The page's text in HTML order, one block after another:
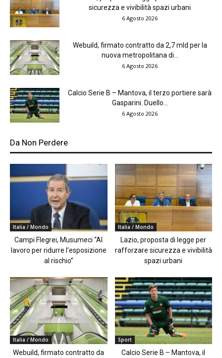
sicurezza e vivibilità spazi urbani
6 Agosto 2026
Webuild, firmato contratto da 2,7 mld per la
nuova metropolitana di...
6 Agosto 2026
Calcio Serie B – Mantova, il terzo portiere sarà
Gasparini. Duello...
6 Agosto 2026
Da Non Perdere
Italia / Mondo
Campi Flegrei, Musumeci “Al
lavoro per ridurre l’esposizione
al rischio”
Italia / Mondo
Lazio, proposta di legge per
rafforzare sicurezza e vivibilità
spazi urbani
Italia / Mondo
Webuild, firmato contratto da
Sport
Calcio Serie B – Mantova, il